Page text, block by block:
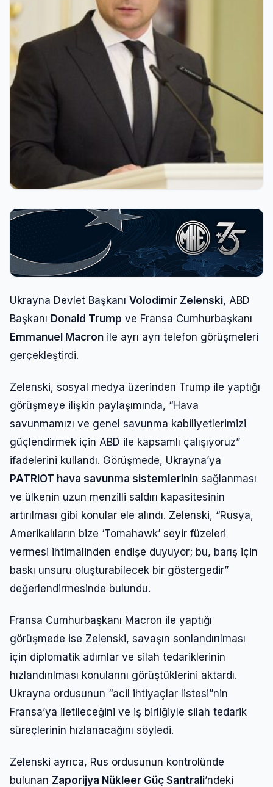
Ukrayna Devlet Başkanı Volodimir Zelenski, ABD
Başkanı Donald Trump ve Fransa Cumhurbaşkanı
Emmanuel Macron ile ayrı ayrı telefon görüşmeleri
gerçekleştirdi.
Zelenski, sosyal medya üzerinden Trump ile yaptığı
görüşmeye ilişkin paylaşımında, “Hava
savunmamızı ve genel savunma kabiliyetlerimizi
güçlendirmek için ABD ile kapsamlı çalışıyoruz”
ifadelerini kullandı. Görüşmede, Ukrayna’ya
PATRIOT hava savunma sistemlerinin sağlanması
ve ülkenin uzun menzilli saldırı kapasitesinin
artırılması gibi konular ele alındı. Zelenski, “Rusya,
Amerikalıların bize ‘Tomahawk’ seyir füzeleri
vermesi ihtimalinden endişe duyuyor; bu, barış için
baskı unsuru oluşturabilecek bir göstergedir”
değerlendirmesinde bulundu.
Fransa Cumhurbaşkanı Macron ile yaptığı
görüşmede ise Zelenski, savaşın sonlandırılması
için diplomatik adımlar ve silah tedariklerinin
hızlandırılması konularını görüştüklerini aktardı.
Ukrayna ordusunun “acil ihtiyaçlar listesi”nin
Fransa’ya iletileceğini ve iş birliğiyle silah tedarik
süreçlerinin hızlanacağını söyledi.
Zelenski ayrıca, Rus ordusunun kontrolünde
bulunan Zaporijya Nükleer Güç Santrali’ndeki
Kullanıcı Adı veya E-posta
Beni Hatırla Şifremi Unuttum
Giriş Yap